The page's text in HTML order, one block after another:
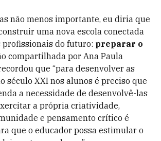
não menos importante, eu diria que
uma nova escola conectada
profissionais do futuro: preparar o
compartilhada por Ana Paula
que “para desenvolver as
século XXI nos alunos é preciso que
a necessidade de desenvolvê-las
a própria criatividade,
e pensamento crítico é
que o educador possa estimular o